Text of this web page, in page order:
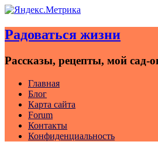
to
content
Радоваться жизни
Рассказы, рецепты, мой сад-
Главная
Блог
Карта сайта
Forum
Контакты
Конфиденциальность